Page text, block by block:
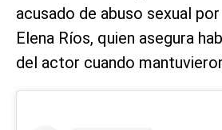
acusado de abuso sexual
Elena Ríos, quien asegura
del actor cuando